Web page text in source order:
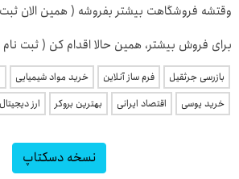
وقتشه فروشگاهت بیشتر بفروشه ( همین الان
برای فروش بیشتر، همین حالا اقدام کن ( ثبت
بازرسی جرثقیل فرم ساز آنلاین خرید مواد شیمیایی
خرید یوسی
اقتصاد ایرانی بهترین بروکر ارز دیجیتال
نسخه دسکتاپ